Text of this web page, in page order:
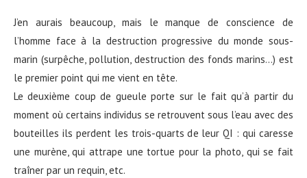
J’en aurais beaucoup, mais le manque de conscience de
l’homme face à la destruction progressive du monde sous-
marin (surpêche, pollution, destruction des fonds marins…) est
le premier point qui me vient en tête.
Le deuxième coup de gueule porte sur le fait qu’à partir du
moment où certains individus se retrouvent sous l’eau avec des
bouteilles ils perdent les trois-quarts de leur QI : qui caresse
une murène, qui attrape une tortue pour la photo, qui se fait
traîner par un requin, etc.